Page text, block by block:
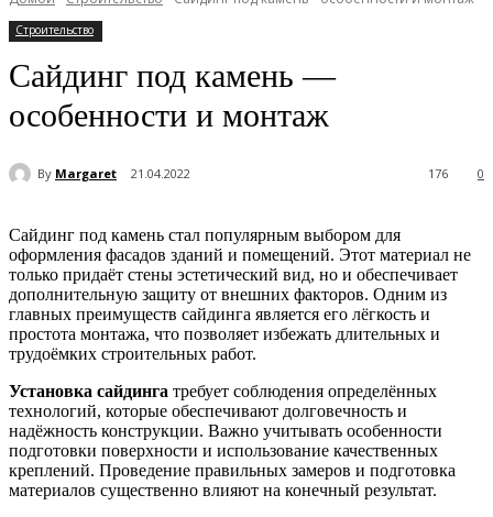
Строительство
Сайдинг под камень —
особенности и монтаж
By Margaret 21.04.2022 0
176
Сайдинг под камень стал популярным выбором для
оформления фасадов зданий и помещений. Этот материал не
только придаёт стены эстетический вид, но и обеспечивает
дополнительную защиту от внешних факторов. Одним из
главных преимуществ сайдинга является его лёгкость и
простота монтажа, что позволяет избежать длительных и
трудоёмких строительных работ.
Установка сайдинга требует соблюдения определённых
технологий, которые обеспечивают долговечность и
надёжность конструкции. Важно учитывать особенности
подготовки поверхности и использование качественных
креплений. Проведение правильных замеров и подготовка
материалов существенно влияют на конечный результат.